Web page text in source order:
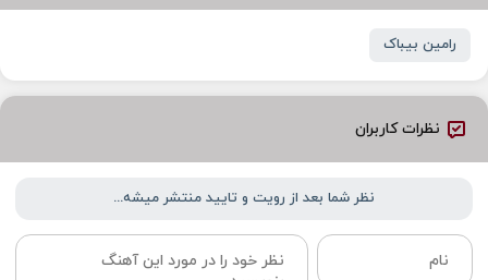
رامین بیباک
نظرات کاربران
نظر شما بعد از رویت و تایید منتشر میشه...